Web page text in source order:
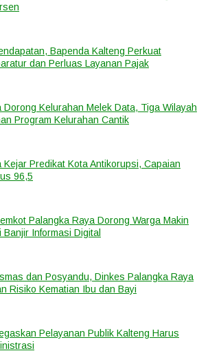
Bapenda Kalteng Perkuat
dan Perluas Layanan Pajak
Dorong Kelurahan Melek Data, Tiga Wilayah
Program Kelurahan Cantik
Kejar Predikat Kota Antikorupsi, Capaian
96,5
Palangka Raya Dorong Warga Makin
Informasi Digital
dan Posyandu, Dinkes Palangka Raya
Risiko Kematian Ibu dan Bayi
Pelayanan Publik Kalteng Harus